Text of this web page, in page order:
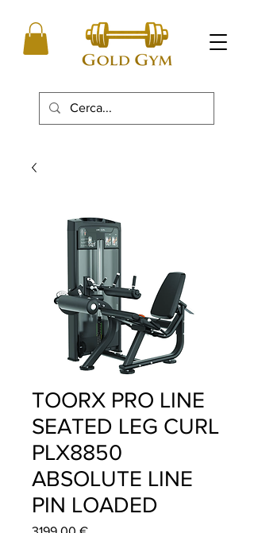
TOORX PRO LINE
SEATED LEG CURL
PLX8850
ABSOLUTE LINE
PIN LOADED
Price